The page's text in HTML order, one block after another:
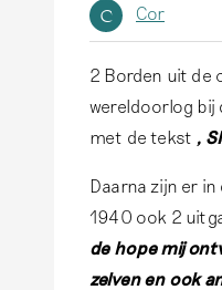
C Cor
2 Borden uit de
wereldoorlog bij
met de tekst ,
Daarna zijn er
1940 ook 2
de hope mij
zelven en ook